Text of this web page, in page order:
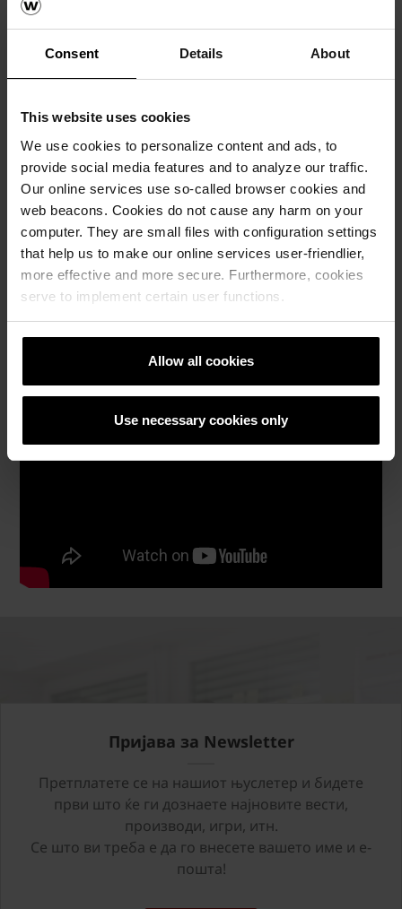
Consent Details About
This website uses cookies
We use cookies to personalize content and ads, to
provide social media features and to analyze our traffic.
Our online services use so-called browser cookies and
web beacons. Cookies do not cause any harm on your
computer. They are small files with configuration settings
that help us to make our online services user-friendlier,
more effective and more secure. Furthermore, cookies
serve to implement certain user functions.
Allow all cookies
Use necessary cookies only
Покрив Tondach
Бесплатна пресметка на материјалот
Бесплатен примерок на ќерамида
How-to видеа
Каталози, брошури, технички
материјали
Пријава за Newsletter
Претплатете се на нашиот њуслетер и бидете
први што ќе ги дознаете најновите вести,
производи, игри, итн.
Се што ви треба е да го внесете вашето име и е-
пошта!